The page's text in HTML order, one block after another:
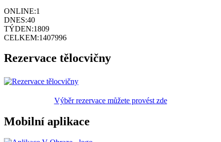
ONLINE:1
DNES:40
TÝDEN:1809
CELKEM:1407996
Rezervace tělocvičny
Výběr rezervace můžete provést zde
Mobilní aplikace